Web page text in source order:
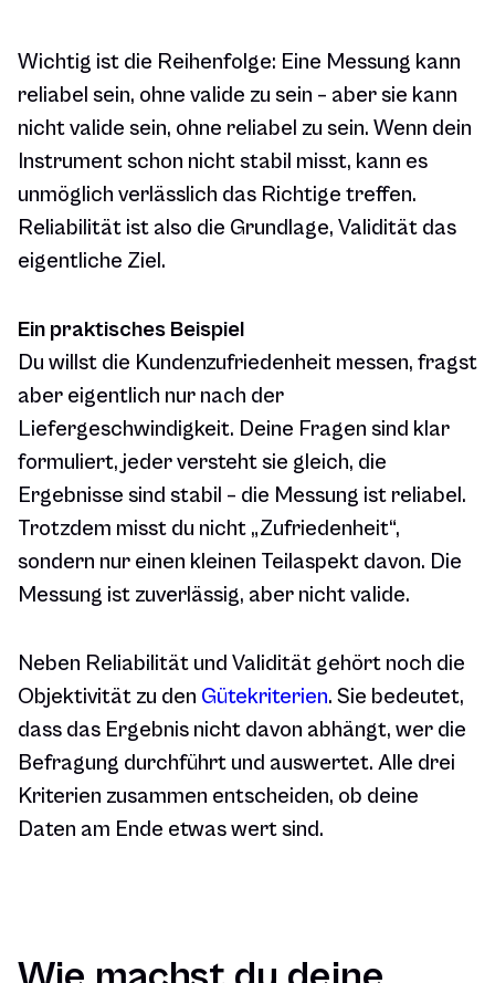
Wichtig ist die Reihenfolge: Eine Messung kann
reliabel sein, ohne valide zu sein – aber sie kann
nicht valide sein, ohne reliabel zu sein. Wenn dein
Instrument schon nicht stabil misst, kann es
unmöglich verlässlich das Richtige treffen.
Reliabilität ist also die Grundlage, Validität das
eigentliche Ziel.
Ein praktisches Beispiel
Du willst die Kundenzufriedenheit messen, fragst
aber eigentlich nur nach der
Liefergeschwindigkeit. Deine Fragen sind klar
formuliert, jeder versteht sie gleich, die
Ergebnisse sind stabil – die Messung ist reliabel.
Trotzdem misst du nicht „Zufriedenheit“,
sondern nur einen kleinen Teilaspekt davon. Die
Messung ist zuverlässig, aber nicht valide.
Neben Reliabilität und Validität gehört noch die
Objektivität zu den Gütekriterien. Sie bedeutet,
dass das Ergebnis nicht davon abhängt, wer die
Befragung durchführt und auswertet. Alle drei
Kriterien zusammen entscheiden, ob deine
Daten am Ende etwas wert sind.